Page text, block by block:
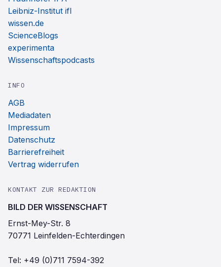
Leibniz-Institut ifl
wissen.de
ScienceBlogs
experimenta
Wissenschaftspodcasts
INFO
AGB
Mediadaten
Impressum
Datenschutz
Barrierefreiheit
Vertrag widerrufen
KONTAKT ZUR REDAKTION
BILD DER WISSENSCHAFT
Ernst-Mey-Str. 8
70771 Leinfelden-Echterdingen
Tel: +49 (0)711 7594-392